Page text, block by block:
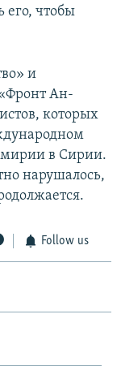
его, чтобы
и
Ан-
которых
в Сирии.
нарушалось,
Follow us